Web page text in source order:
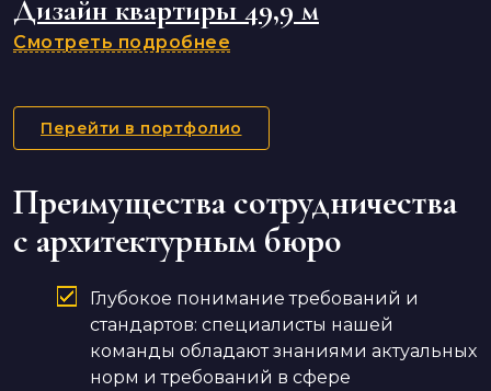
Дизайн квартиры 49,9 м
Смотреть подробнее
Перейти в портфолио
Преимущества сотрудничества
с архитектурным бюро
Глубокое понимание требований и
стандартов: специалисты нашей
команды обладают знаниями актуальных
норм и требований в сфере